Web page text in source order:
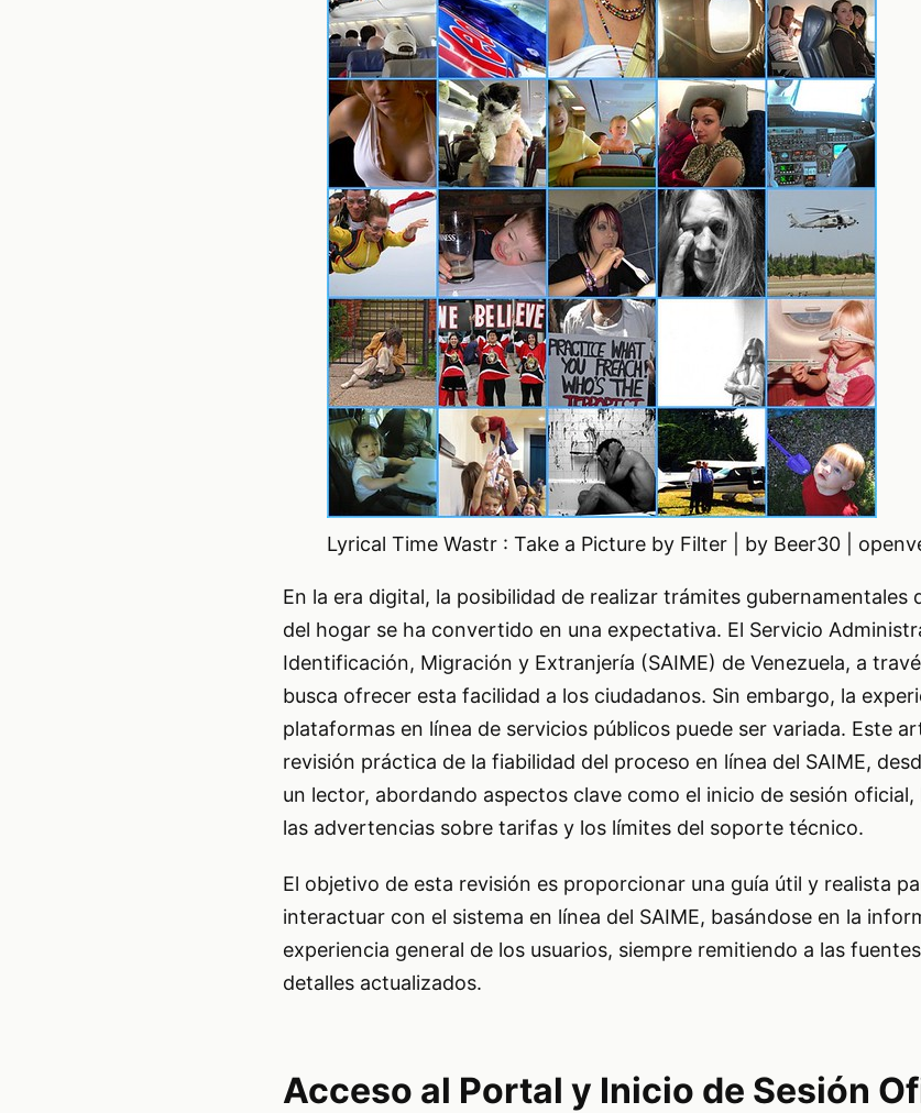
Lyrical Time Wastr : Take a Picture by Filter | by Beer30 |
En la era digital, la posibilidad de realizar trámites gubernamentales
del hogar se ha convertido en una expectativa. El Servicio
Identificación, Migración y Extranjería (SAIME) de Venezuela, a
busca ofrecer esta facilidad a los ciudadanos. Sin embargo, la
plataformas en línea de servicios públicos puede ser variada. Este
revisión práctica de la fiabilidad del proceso en línea del SAIME,
un lector, abordando aspectos clave como el inicio de sesión
las advertencias sobre tarifas y los límites del soporte técnico.
El objetivo de esta revisión es proporcionar una guía útil y realista
interactuar con el sistema en línea del SAIME, basándose en la
experiencia general de los usuarios, siempre remitiendo a las
detalles actualizados.
Acceso al Portal y Inicio de Sesión